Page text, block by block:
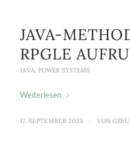
JAVA-
RPGLE
JAVA, POWER SYSTEMS
Weiterlesen
17. SEPTEMBER 2023 / VON